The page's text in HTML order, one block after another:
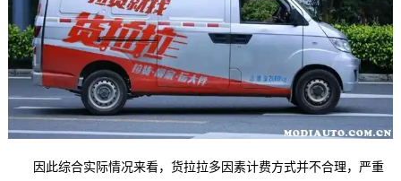
因此综合实际情况来看，货拉拉多因素计费方式并不合理，严重